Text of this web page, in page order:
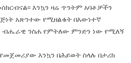
እንኳን ዛሬ ጥንትም አባቶቻችን
አጽንተው የሚዘልቁት በእውነተኛ
ብሔራዊ ንስሐ የምትለው ምንድን ነው የሚለኝ
እንኳን በሕይወት ስላሉ በታሪክ